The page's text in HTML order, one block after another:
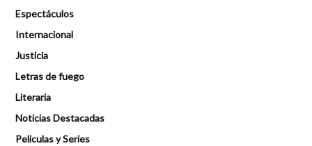
Espectáculos
Internacional
Justicia
Letras de fuego
Literaria
Noticias Destacadas
Peliculas y Series